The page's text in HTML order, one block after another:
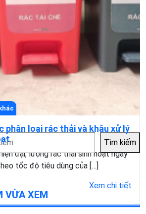
phân loại rác thải và khâu xử lý
đại, lượng rác thải sinh hoạt ngày
tốc độ tiêu dùng của […]
Xem chi tiết
Tìm kiếm
VỪA XEM